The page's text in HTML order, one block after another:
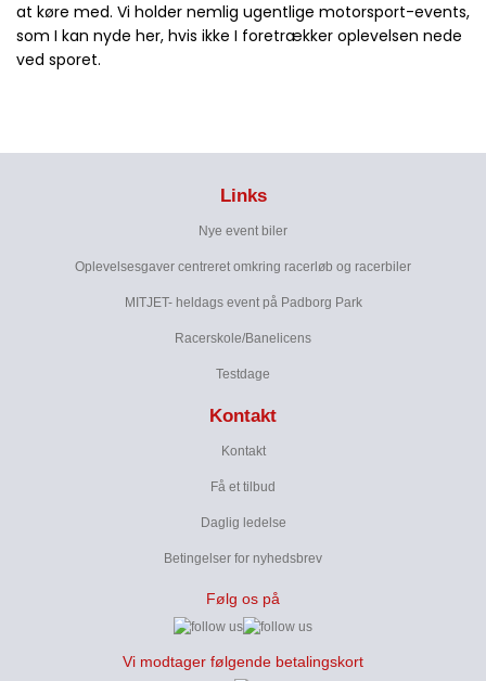
at køre med. Vi holder nemlig ugentlige motorsport-events,
som I kan nyde her, hvis ikke I foretrækker oplevelsen nede
ved sporet.
Links
Nye event biler
Oplevelsesgaver centreret omkring racerløb og racerbiler
MITJET- heldags event på Padborg Park
Racerskole/Banelicens
Testdage
Kontakt
Kontakt
Få et tilbud
Daglig ledelse
Betingelser for nyhedsbrev
Følg os på
Vi modtager følgende betalingskort